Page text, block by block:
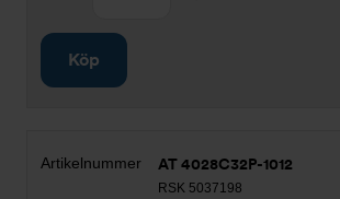
Köp
AT 4028C32P-1012
RSK 5037198